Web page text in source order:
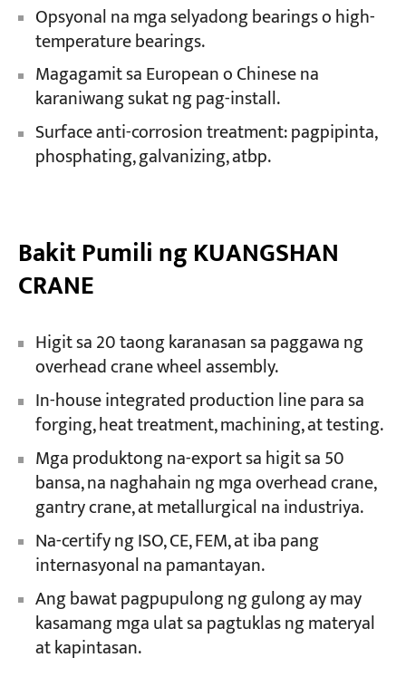
Opsyonal na mga selyadong bearings o high-
temperature bearings.
Magagamit sa European o Chinese na
karaniwang sukat ng pag-install.
Surface anti-corrosion treatment: pagpipinta,
phosphating, galvanizing, atbp.
Bakit Pumili ng KUANGSHAN
CRANE
Higit sa 20 taong karanasan sa paggawa ng
overhead crane wheel assembly.
In-house integrated production line para sa
forging, heat treatment, machining, at testing.
Mga produktong na-export sa higit sa 50
bansa, na naghahain ng mga overhead crane,
gantry crane, at metallurgical na industriya.
Na-certify ng ISO, CE, FEM, at iba pang
internasyonal na pamantayan.
Ang bawat pagpupulong ng gulong ay may
kasamang mga ulat sa pagtuklas ng materyal
at kapintasan.